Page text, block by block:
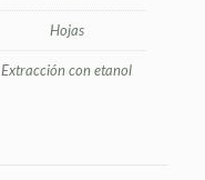
Hojas
Extracción con etanol